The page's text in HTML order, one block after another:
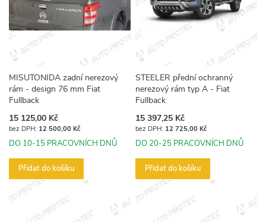
MISUTONIDA zadní nerezový
rám - design 76 mm Fiat
Fullback
15 125,00 Kč
12 500,00 Kč
DO 10-15 PRACOVNÍCH DNŮ
Přidat do košíku
STEELER přední ochranný
nerezový rám typ A - Fiat
Fullback
15 397,25 Kč
12 725,00 Kč
DO 20-25 PRACOVNÍCH DNŮ
Přidat do košíku